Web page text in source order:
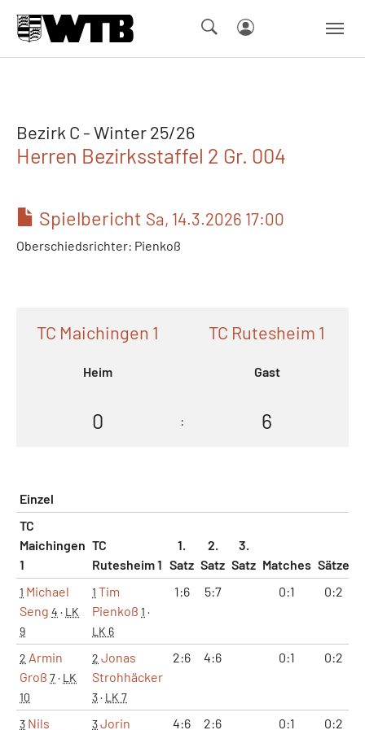
Bezirk C - Winter 25/26
Herren Bezirksstaffel 2 Gr. 004
Spielbericht Sa, 14.3.2026 17:00
Oberschiedsrichter: Pienkoß
TC Maichingen 1
Heim
TC Rutesheim 1
Gast
0 : 6
Einzel
TC
Maichingen
1
TC
Rutesheim 1
1.
Satz
2.
Satz
3.
Satz Matches Sätze
1 Michael
Seng 4 · LK
9
1 Tim
Pienkoß 1 ·
LK 6
1:6 5:7 0:1 0:2
2 Armin
Groß 7· LK
10
2 Jonas
Strohhäcker
3· LK 7
2:6 4:6 0:1 0:2
3 Nils
3Jorin
4:6 2:6 0:1 0:2